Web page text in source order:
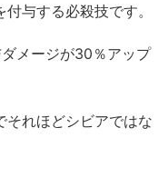
与する必殺技です。
メージが30％アップ
それほどシビアではな